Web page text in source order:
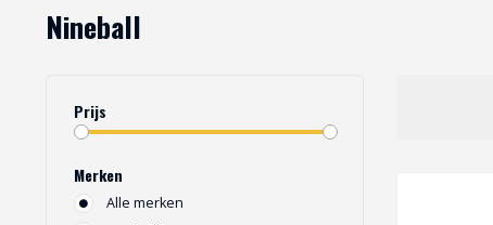
Nineball
Prijs
Merken
Alle merken